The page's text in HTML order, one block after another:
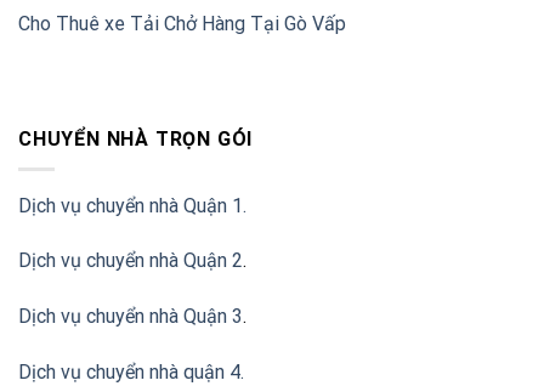
Cho Thuê xe Tải Chở Hàng Tại Gò Vấp
CHUYỂN NHÀ TRỌN GÓI
Dịch vụ chuyển nhà Quận 1.
Dịch vụ chuyển nhà Quận 2.
Dịch vụ chuyển nhà Quận 3.
Dịch vụ chuyển nhà quận 4.